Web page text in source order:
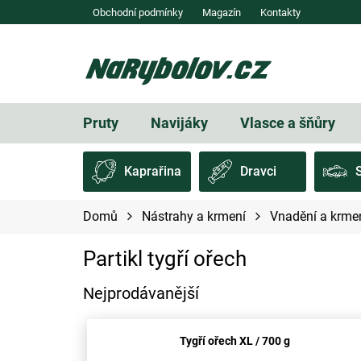
na
Obchodní podmínky Magazín Kontakty
Pruty Navijáky Vlasce a šňůry
Kaprařina Dravci
Domů Nástrahy a krmení Vnadění a
Partikl tygří ořech
Nejprodávanější
Tygří ořech XL / 700 g